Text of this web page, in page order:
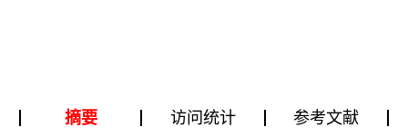
摘要 访问统计
参考文献